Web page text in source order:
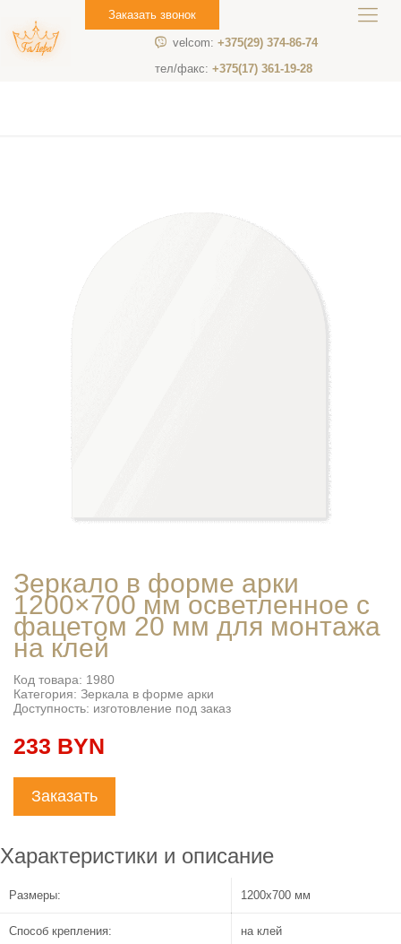
Заказать звонок
velcom: +375(29) 374-86-74
тел/факс: +375(17) 361-19-28
Зеркало в форме арки
1200×700 мм осветленное с
фацетом 20 мм для монтажа
на клей
Код товара: 1980
Категория: Зеркала в форме арки
Доступность: изготовление под заказ
233 BYN
Заказать
Характеристики и описание
Размеры: 1200x700 мм
Способ крепления: на клей